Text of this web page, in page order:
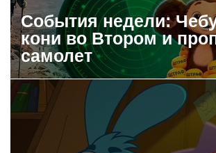
События недели:
кони во Втором и
самолет